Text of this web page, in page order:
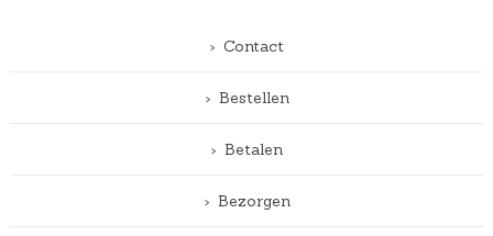
Contact
Bestellen
Betalen
Bezorgen